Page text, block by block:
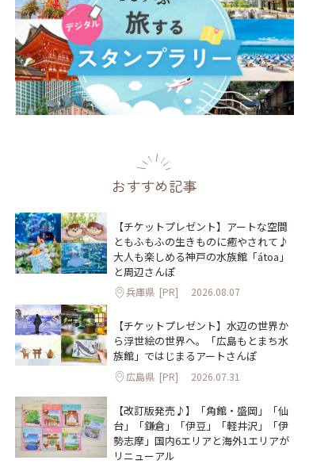
トで楽しむ最旬グルメ
タヌーンティーやかき
2026.07.01
おすすめ記事
【チケットプレゼント】アートな空間
ともふもふの生きものに癒やされて♪
大人も楽しめる神戸の水族館「átoa」
と周辺さんぽ
兵庫県 [PR] 2026.08.07
【チケットプレゼント】水辺の世界か
ら浮世絵の世界へ。「広島もとまち水
族館」ではじまるアートさんぽ
広島県 [PR] 2026.07.31
【改訂版発売♪】「角館・盛岡」「仙
台」「鎌倉」「伊豆」「軽井沢」「伊
勢志摩」国内6エリアと海外1エリアが
リニューアル